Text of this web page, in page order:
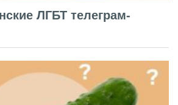
ЛГБТ телеграм-